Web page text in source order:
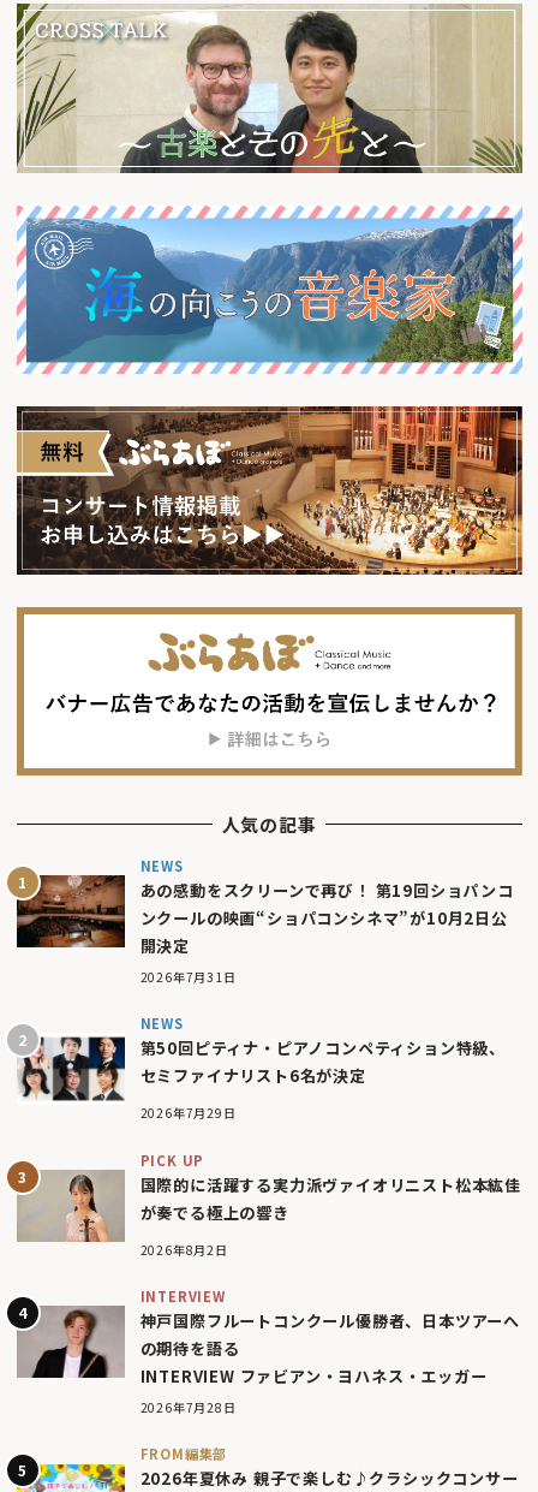
人気の記事
NEWS
あの感動をスクリーンで再び！ 第19回ショパンコ
ンクールの映画“ショパコンシネマ”が10月2日公
開決定
2026年7月31日
NEWS
第50回ピティナ・ピアノコンペティション特級、
セミファイナリスト6名が決定
2026年7月29日
PICK UP
国際的に活躍する実力派ヴァイオリニスト松本紘佳
が奏でる極上の響き
2026年8月2日
INTERVIEW
神戸国際フルートコンクール優勝者、日本ツアーへ
の期待を語る
INTERVIEW ファビアン・ヨハネス・エッガー
2026年7月28日
FROM編集部
2026年夏休み 親子で楽しむ♪クラシックコンサー